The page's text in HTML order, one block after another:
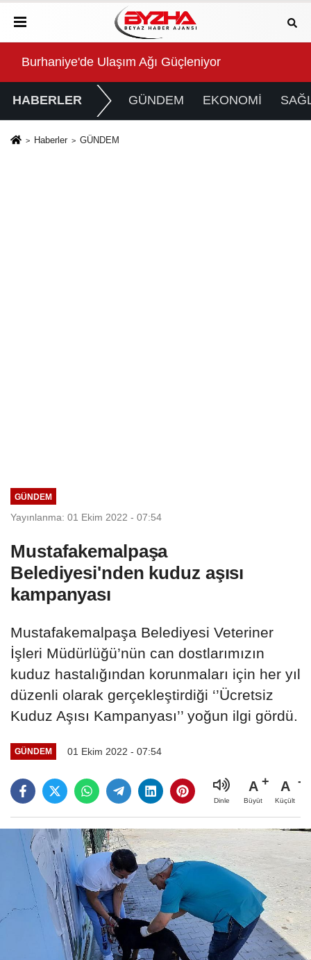
Gücünü Destekliyoruz"
Burhaniye'de Ulaşım Ağı Güçleniyor
HABERLER GÜNDEM EKONOMİ
Haberler GÜNDEM
GÜNDEM
Yayınlanma: 01 Ekim 2022 - 07:54
Mustafakemalpaşa
Belediyesi'nden kuduz aşısı
kampanyası
Mustafakemalpaşa Belediyesi Veteriner
İşleri Müdürlüğü’nün can dostlarımızın
kuduz hastalığından korunmaları için her yıl
düzenli olarak gerçekleştirdiği ‘’Ücretsiz
Kuduz Aşısı Kampanyası’’ yoğun ilgi gördü.
GÜNDEM 01 Ekim 2022 - 07:54
Dinle
A
Büyüt
A
Küçült